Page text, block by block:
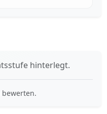
hinterlegt.
bewerten.